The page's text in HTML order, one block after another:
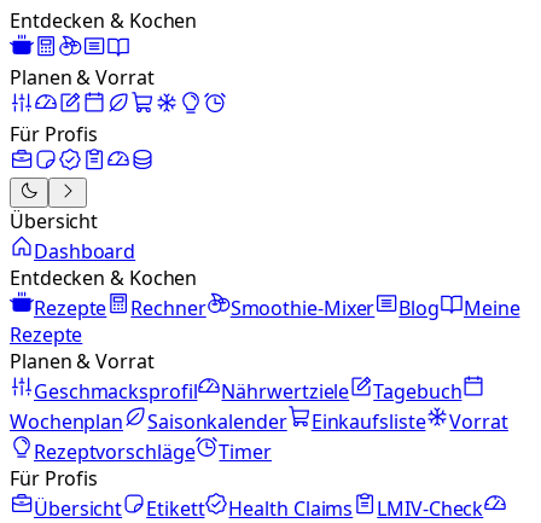
Entdecken & Kochen
Planen & Vorrat
Für Profis
Übersicht
Dashboard
Entdecken & Kochen
Rezepte
Rechner Smoothie-Mixer Blog
Meine
Rezepte
Planen & Vorrat
Geschmacksprofil
Nährwertziele
Tagebuch
Wochenplan
Saisonkalender Einkaufsliste
Vorrat
Rezeptvorschläge
Timer
Für Profis
Übersicht
Etikett Health Claims
LMIV-Check